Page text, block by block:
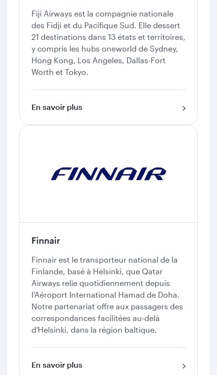
​Fiji Airways est la compagnie nationale
des Fidji et du Pacifique Sud. Elle dessert
21 destinations dans 13 états et territoires,
y compris les hubs oneworld de Sydney,
Hong Kong, Los Angeles, Dallas-Fort
Worth et Tokyo.
En savoir plus
Finnair
Finnair est le transporteur national de la
Finlande, basé à Helsinki, que Qatar
Airways relie quotidiennement depuis
l'Aéroport International Hamad de Doha.
Notre partenariat offre aux passagers des
correspondances facilitées au-delà
d'Helsinki, dans la région baltique.
En savoir plus